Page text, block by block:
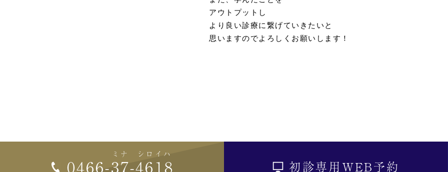
アウトプットし
より良い診療に繋げていきたいと
思いますのでよろしくお願いします！
0466-37
ミナ
-4618
シロイハ
初診専用WEB予約